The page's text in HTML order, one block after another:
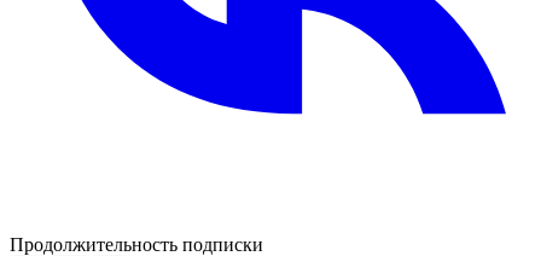
Продолжительность подписки